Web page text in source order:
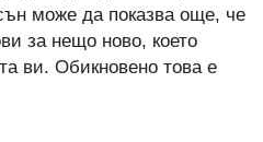
може да показва още, че
за нещо ново, което
ви. Обикновено това е